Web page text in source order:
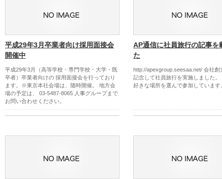
平成29年3月卒業者向け採用面接会
開催中
平成29年3月（高等学校・専門学校・大学・既
卒者）卒業者向けの 採用面接会を行っており
ます。※東京本社会場は、随時開催。 地方会
場の予定は、 03-5487-8065 人事グループまで
お問い合わせください。
AP通信に社員旅行の記事を
た
http://apexgroup.seesaa.net/ 会社創
記念して社員旅行を実施しました。
好きな場所を選んで参加しています